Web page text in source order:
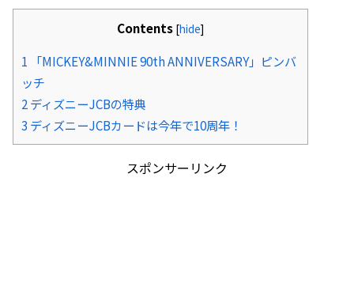
Contents [hide]
1 「MICKEY&MINNIE 90th ANNIVERSARY」ピンバ
ッチ
2ディズニーJCBの特典
3 ディズニーJCBカードは今年で10周年！
スポンサーリンク